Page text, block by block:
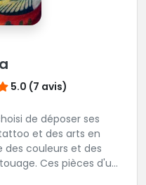
5.0 (7 avis)
de déposer ses
et des arts en
des couleurs et des
Ces pièces d'un